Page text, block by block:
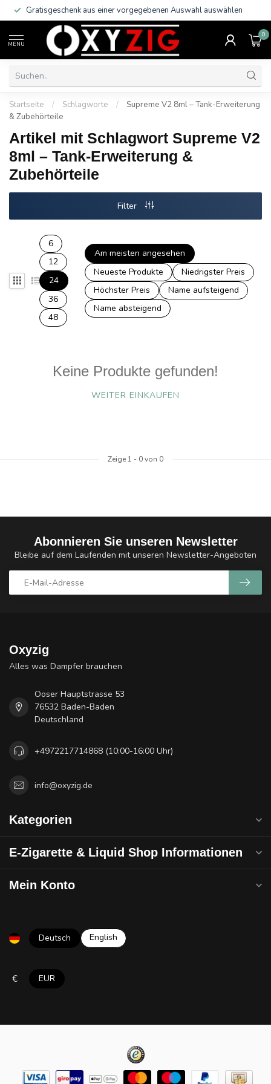
Gratisgeschenk aus einer vorgegebenen Auswahl auswählen
MENU
0
Startseite / Schlagworte /
Supreme V2 8ml – Tank-Erweiterung
& Zubehörteile
Artikel mit Schlagwort Supreme V2
8ml – Tank-Erweiterung &
Zubehörteile
Filter
6
12
24
36
48
Am meisten angesehen
Neueste Produkte
Niedrigster Preis
Höchster Preis
Name aufsteigend
Name absteigend
Keine Produkte gefunden!
WEITER EINKAUFEN
Zeige 1 - 0von 0
Abonnieren Sie unseren Newsletter
Bleibe auf dem Laufenden mit unseren Newsletter-Angeboten
Oxyzig
Alles was Dampfer brauchen
Ooser Hauptstrasse 53
76532 Baden-Baden
Deutschland
+4972217714868 (10:00-16:00 Uhr)
info@oxyzig.de
Kategorien
E-Zigarette & Liquid Shop Informationen
Mein Konto
Deutsch English
€ EUR